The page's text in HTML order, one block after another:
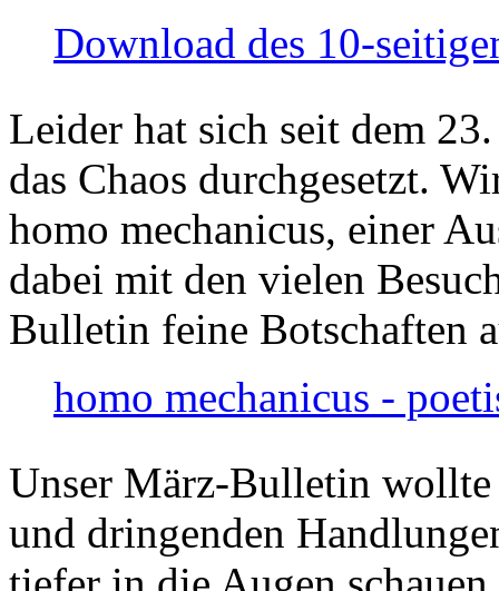
Download des 10-
Leider hat sich seit dem
das Chaos durchgesetzt.
homo mechanicus, einer
dabei mit den vielen
Bulletin feine Botschaften
homo mechanicus -
Unser März-Bulletin
und dringenden